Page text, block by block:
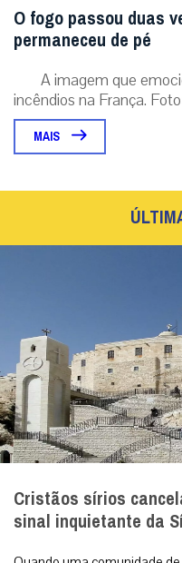
O fogo passou duas
permaneceu de pé
A imagem que
incêndios na França.
MAIS
Cristãos sírios
sinal inquietante da